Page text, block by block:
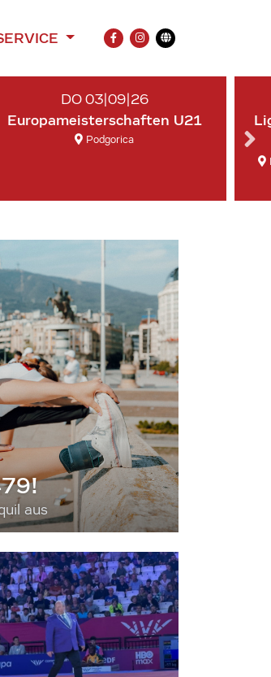
FACEBOOK
INSTAGRAM
Übersetzung
DO 03|09|26
Europameisterschaften U21
Podgorica
aus